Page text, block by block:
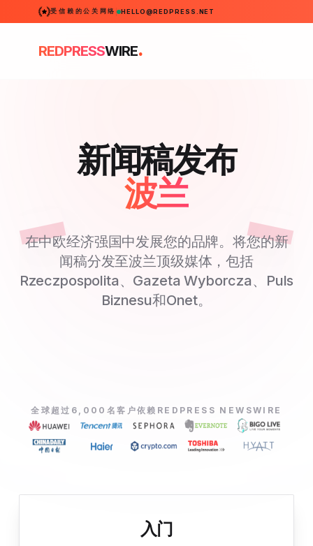
受信赖的公关网络 HELLO@REDPRESS.NET
REDPRESSWIRE.
新闻稿发布
波兰
在中欧经济强国中发展您的品牌。将您的新
闻稿分发至波兰顶级媒体，包括
Rzeczpospolita、Gazeta Wyborcza、Puls
Biznesu和Onet。
全球超过6,000名客户依赖REDPRESS NEWSWIRE
入门